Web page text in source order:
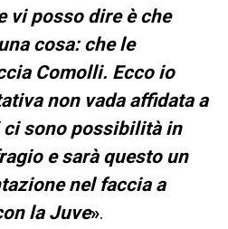
vi posso dire è che
cosa: che le
Comolli. Ecco io
non vada affidata a
sono possibilità in
e sarà questo un
nel faccia a
la Juve».